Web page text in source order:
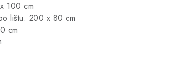
100 cm
lištu: 200 x 80 cm
cm